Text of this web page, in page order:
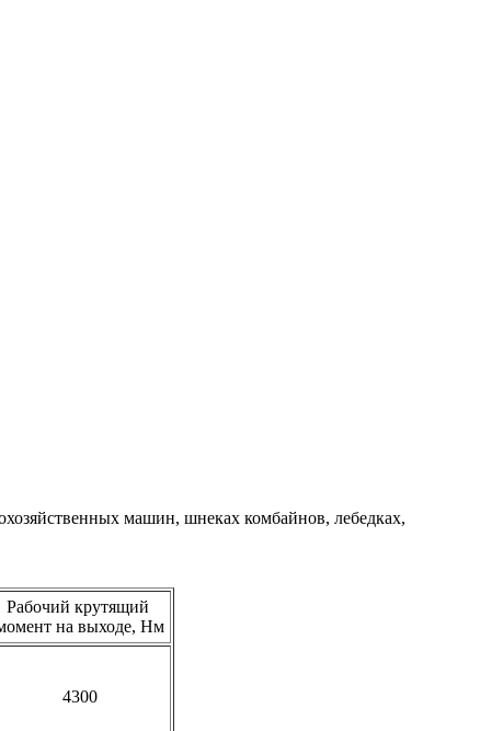
машин, шнеках комбайнов, лебедках,
Рабочий крутящий
на выходе, Нм
4300